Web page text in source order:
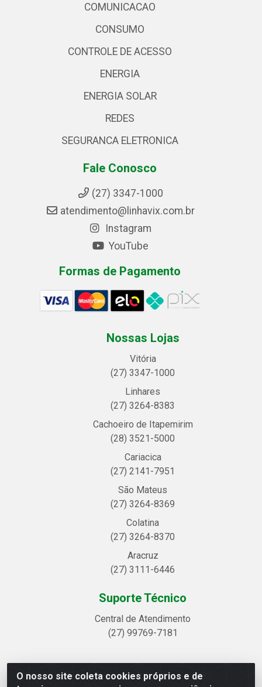
O nosso site coleta cookies próprios e de
COMUNICACAO
CONSUMO
CONTROLE DE ACESSO
ENERGIA
ENERGIA SOLAR
REDES
SEGURANCA ELETRONICA
Fale Conosco
(27) 3347-1000
atendimento@linhavix.com.br
Instagram
YouTube
Formas de Pagamento
Nossas Lojas
Vitória
(27) 3347-1000
Linhares
(27) 3264-8383
Cachoeiro de Itapemirim
(28) 3521-5000
Cariacica
(27) 2141-7951
São Mateus
(27) 3264-8369
Colatina
(27) 3264-8370
Aracruz
(27) 3111-6446
Suporte Técnico
Central de Atendimento
(27) 99769-7181
Linhavix Distribuidora LTDA - Avenida Alegre, 2521 -